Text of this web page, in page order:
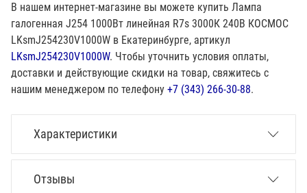
В нашем интернет-магазине вы можете купить Лампа
галогенная J254 1000Вт линейная R7s 3000К 240В КОСМОС
LKsmJ254230V1000W в Екатеринбурге, артикул
LKsmJ254230V1000W. Чтобы уточнить условия оплаты,
доставки и действующие скидки на товар, свяжитесь с
нашим менеджером по телефону +7 (343) 266-30-88.
Характеристики
Отзывы